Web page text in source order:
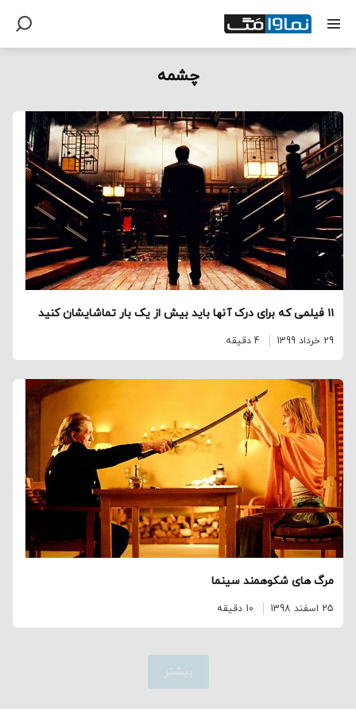
چشمه
۱۱ فیلمی که برای درک آنها باید بیش از یک بار تماشایشان کنید
29 خرداد 1399 4 دقیقه
مرگ های شکوهمند سینما
25 اسفند 1398 10 دقیقه
بیشتر